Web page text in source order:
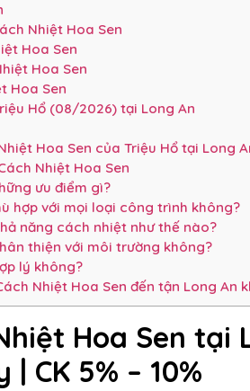
Nhiệt Hoa Sen
Hoa Sen
Hoa Sen
Hoa Sen
Hổ (08/2026) tại Long An
Hoa Sen của Triệu Hổ tại Long
Nhiệt Hoa Sen
ưu điểm gì?
hợp với mọi loại công trình không?
năng cách nhiệt như thế nào?
thiện với môi trường không?
lý không?
Nhiệt Hoa Sen đến tận Long An
Hoa Sen tại
CK 5% – 10%